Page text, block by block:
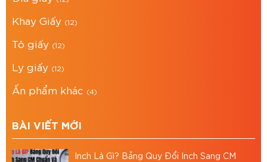
Bình, TP.HCM
Email:baobiasiavn@gmail.com
Website: https://baobiasia.com
Khay Giấy (12)
Tô giấy (12)
Ly giấy (12)
Ấn phẩm khác (4)
BÀI VIẾT MỚI
Inch Là Gì? Bảng Quy Đổi Inch Sang CM